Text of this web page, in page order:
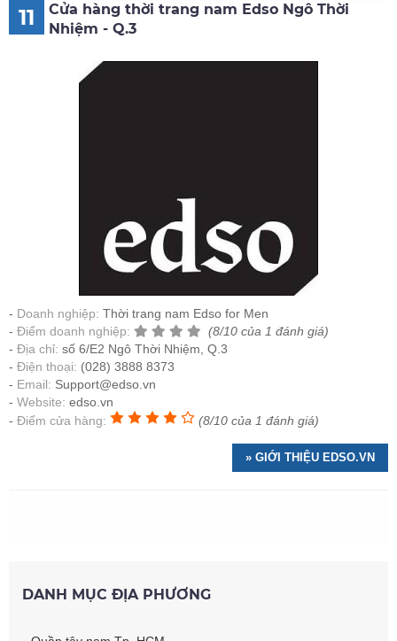
11
Cửa hàng thời trang nam Edso Ngô Thời
Nhiệm - Q.3
Doanh nghiệp: Thời trang nam Edso for Men
Điểm doanh nghiệp:
(8/10 của 1 đánh giá)
Địa chỉ: số 6/E2 Ngô Thời Nhiệm, Q.3
Điện thoại: (028) 3888 8373
Email: Support@edso.vn
Website: edso.vn
Điểm cửa hàng:
(8/10 của 1 đánh giá)
» GIỚI THIỆU EDSO.VN
DANH MỤC ĐỊA PHƯƠNG